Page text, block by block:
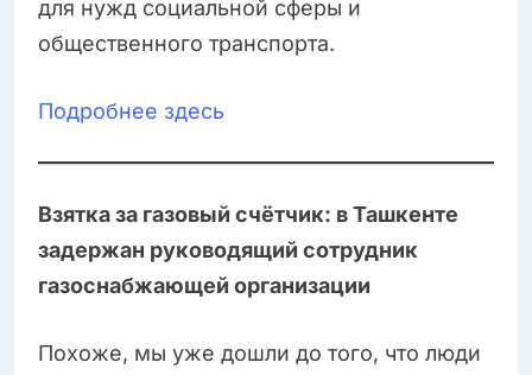
для нужд социальной сферы и
общественного транспорта.
Подробнее здесь
Взятка за газовый счётчик: в Ташкенте
задержан руководящий сотрудник
газоснабжающей организации
Похоже, мы уже дошли до того, что люди